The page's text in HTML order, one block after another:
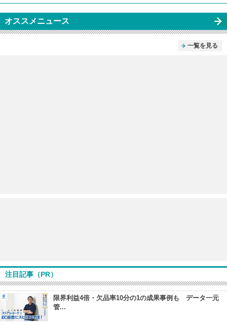
オススメニュース
一覧を見る
注目記事（PR）
限界利益4倍・欠品率10分の1の成果事例も データ一元
管...